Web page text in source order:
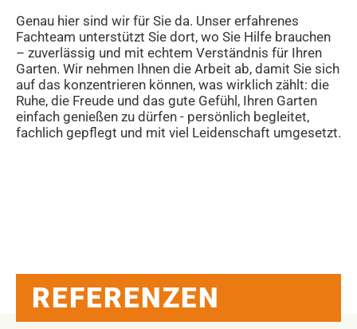
Genau hier sind wir für Sie da. Unser erfahrenes
Fachteam unterstützt Sie dort, wo Sie Hilfe brauchen
– zuverlässig und mit echtem Verständnis für Ihren
Garten. Wir nehmen Ihnen die Arbeit ab, damit Sie sich
auf das konzentrieren können, was wirklich zählt: die
Ruhe, die Freude und das gute Gefühl, Ihren Garten
einfach genießen zu dürfen - persönlich begleitet,
fachlich gepflegt und mit viel Leidenschaft umgesetzt.
REFERENZEN